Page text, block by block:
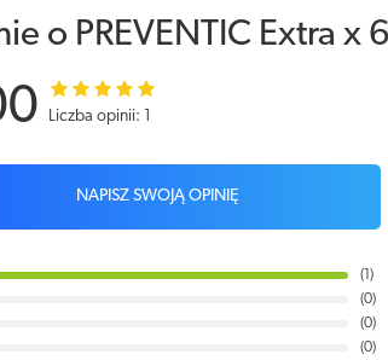
o PREVENTIC Extra x
Liczba opinii: 1
NAPISZ SWOJĄ OPINIĘ
1
0
0
0